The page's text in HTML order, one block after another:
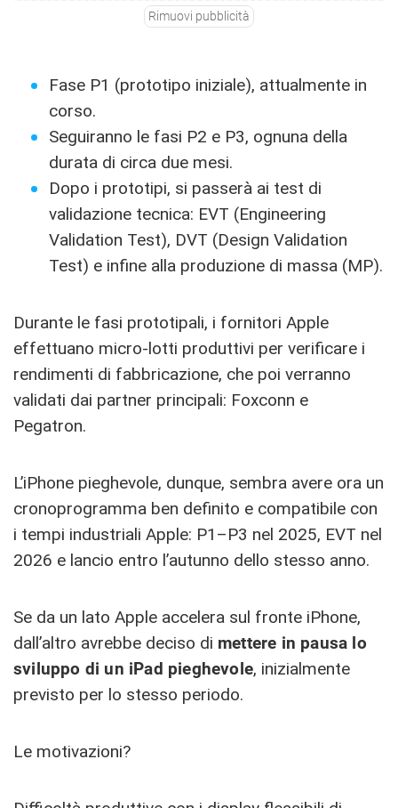
Rimuovi pubblicità
Fase P1 (prototipo iniziale), attualmente in
corso.
Seguiranno le fasi P2 e P3, ognuna della
durata di circa due mesi.
Dopo i prototipi, si passerà ai test di
validazione tecnica: EVT (Engineering
Validation Test), DVT (Design Validation
Test) e infine alla produzione di massa (MP).
Durante le fasi prototipali, i fornitori Apple
effettuano micro-lotti produttivi per verificare i
rendimenti di fabbricazione, che poi verranno
validati dai partner principali: Foxconn e
Pegatron.
L’iPhone pieghevole, dunque, sembra avere ora un
cronoprogramma ben definito e compatibile con
i tempi industriali Apple: P1–P3 nel 2025, EVT nel
2026 e lancio entro l’autunno dello stesso anno.
Se da un lato Apple accelera sul fronte iPhone,
dall’altro avrebbe deciso di mettere in pausa lo
sviluppo di un iPad pieghevole, inizialmente
previsto per lo stesso periodo.
Le motivazioni?